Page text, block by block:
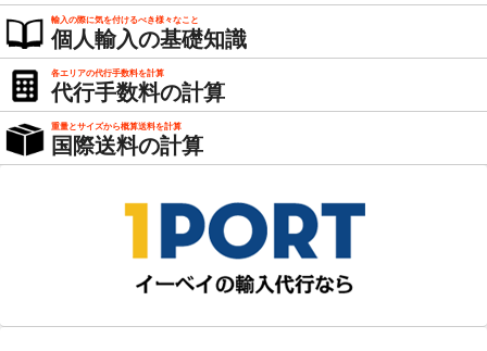
輸入の際に気を付けるべき様々なこと
個人輸入の基礎知識
各エリアの代行手数料を計算
代行手数料の計算
重量とサイズから概算送料を計算
国際送料の計算